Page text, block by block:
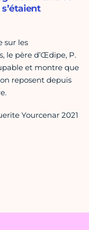
sur les
le père d’Œdipe, P.
et montre que
reposent depuis
Yourcenar 2021